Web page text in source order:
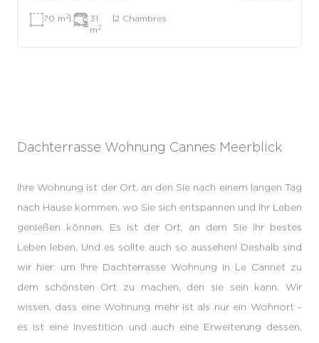
70 m 2|
31
m 2
|2 Chambres
Dachterrasse Wohnung Cannes Meerblick
Ihre Wohnung ist der Ort, an den Sie nach einem langen Tag
nach Hause kommen, wo Sie sich entspannen und Ihr Leben
genießen können. Es ist der Ort, an dem Sie Ihr bestes
Leben leben. Und es sollte auch so aussehen! Deshalb sind
wir hier: um Ihre Dachterrasse Wohnung in Le Cannet zu
dem schönsten Ort zu machen, den sie sein kann. Wir
wissen, dass eine Wohnung mehr ist als nur ein Wohnort -
es ist eine Investition und auch eine Erweiterung dessen,